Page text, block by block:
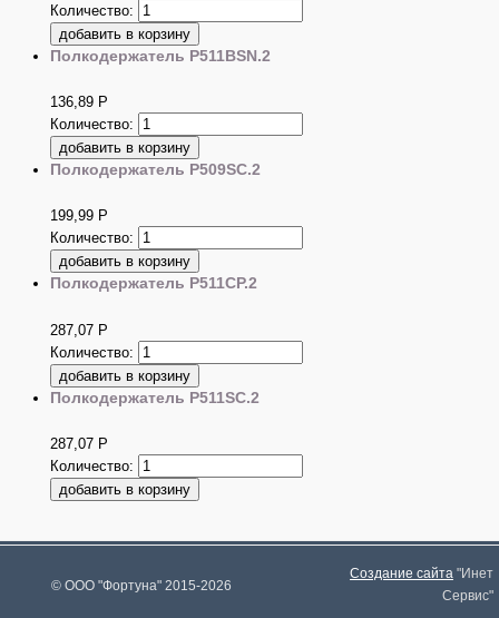
Количество:
Полкодержатель P511BSN.2
136,89 Р
Количество:
Полкодержатель P509SC.2
199,99 Р
Количество:
Полкодержатель P511CP.2
287,07 Р
Количество:
Полкодержатель P511SC.2
287,07 Р
Количество:
Создание сайта "Инет
Сервис"
© ООО "Фортуна" 2015-2026